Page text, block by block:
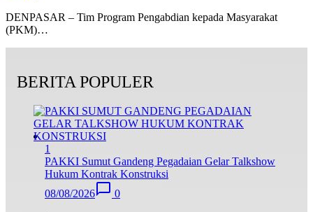
DENPASAR – Tim Program Pengabdian kepada Masyarakat
(PKM)…
BERITA POPULER
1
PAKKI Sumut Gandeng Pegadaian Gelar Talkshow
Hukum Kontrak Konstruksi
08/08/2026
0